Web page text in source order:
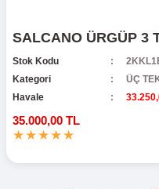
( 6- 9 Yaş )
SALCANO ÜRGÜP 3
Stok Kodu
Kategori
ÜÇ
Havale
35.000,00 TL